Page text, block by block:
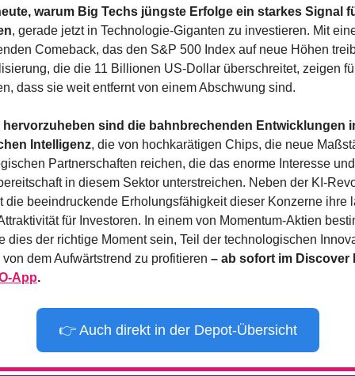
warum Big Techs jüngste Erfolge ein starkes Signal
, gerade jetzt in Technologie-Giganten zu investieren. Mit
Comeback, das den S&P 500 Index auf neue Höhen
die die 11 Billionen US-Dollar überschreitet, zeigen
dass sie weit entfernt von einem Abschwung sind.
sind die bahnbrechenden Entwicklungen
Intelligenz, die von hochkarätigen Chips, die neue
Partnerschaften reichen, die das enorme Interesse
in diesem Sektor unterstreichen. Neben der KI-
die beeindruckende Erholungsfähigkeit dieser Konzerne ihre
für Investoren. In einem von Momentum-Aktien
dies der richtige Moment sein, Teil der technologischen
dem Aufwärtstrend zu profitieren – ab sofort im Discover
App.
👉 Auch direkt in der Depot-Übersicht